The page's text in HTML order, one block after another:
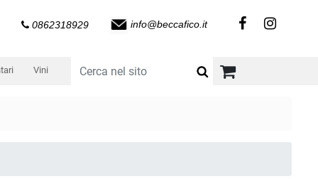
0862318929 info@beccafico.it
Vini